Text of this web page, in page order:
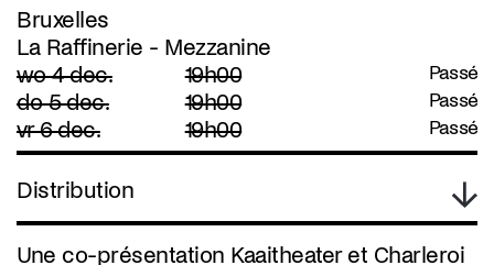
Bruxelles
La Raffinerie - Mezzanine
wo 4 dec.
19h00 Passé
do 5 dec. 19h00 Passé
vr 6 dec. 19h00 Passé
Distribution
Une co-présentation Kaaitheater et Charleroi